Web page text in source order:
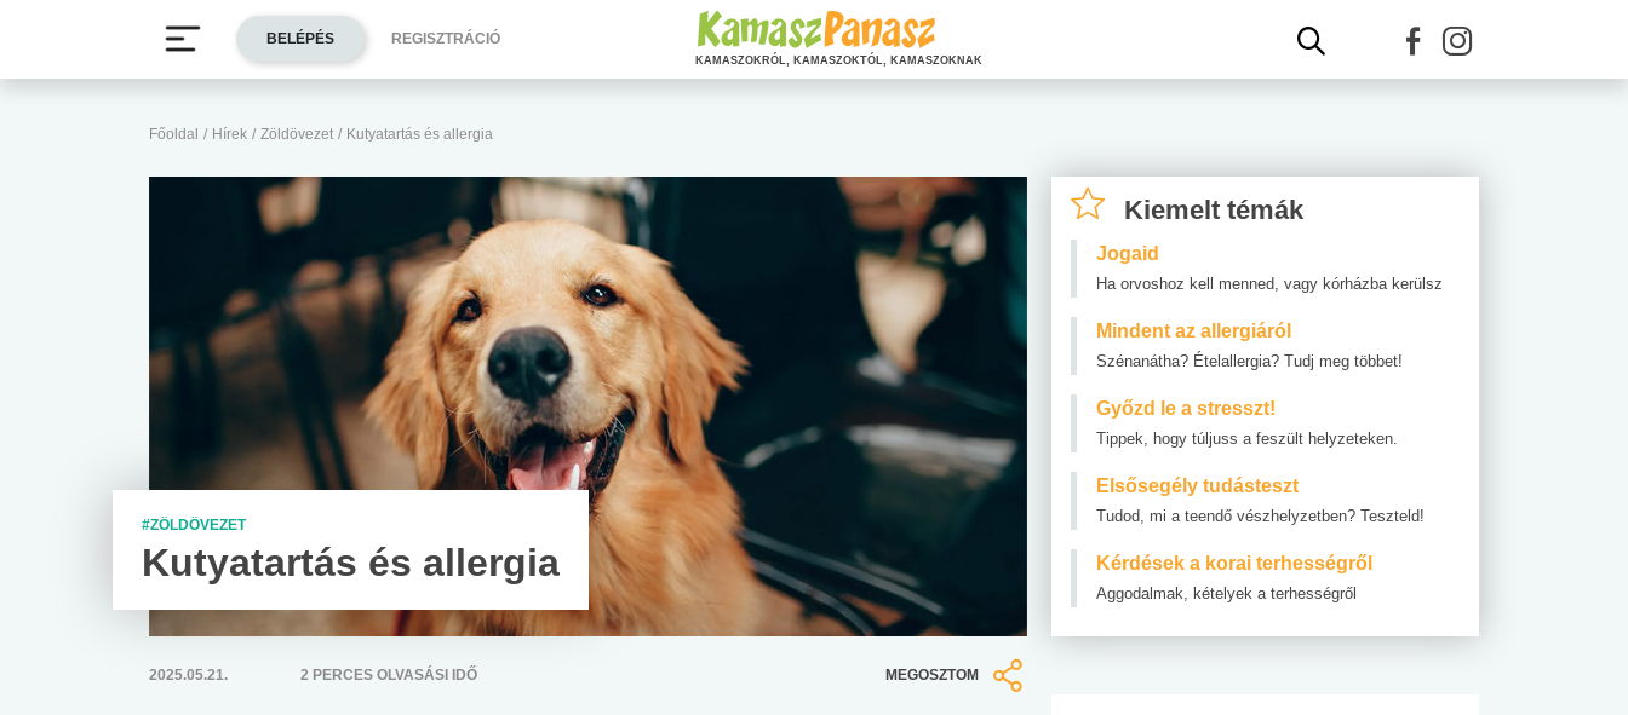
Főoldal / Hírek / Zöldövezet / Kutyatartás és allergia
#ZÖLDÖVEZET
Kutyatartás és allergia
2025.05.21. 2 PERCES OLVASÁSI IDŐ MEGOSZTOM
Kiemelt témák
Jogaid
Ha orvoshoz kell menned, vagy kórházba kerülsz
Mindent az allergiáról
Szénanátha? Ételallergia? Tudj meg többet!
Győzd le a stresszt!
Tippek, hogy túljuss a feszült helyzeteken.
Elsősegély tudásteszt
Tudod, mi a teendő vészhelyzetben? Teszteld!
Kérdések a korai terhességről
Aggodalmak, kételyek a terhességről
BELÉPÉS REGISZTRÁCIÓ
KAMASZOKRÓL, KAMASZOKTÓL, KAMASZOKNAK